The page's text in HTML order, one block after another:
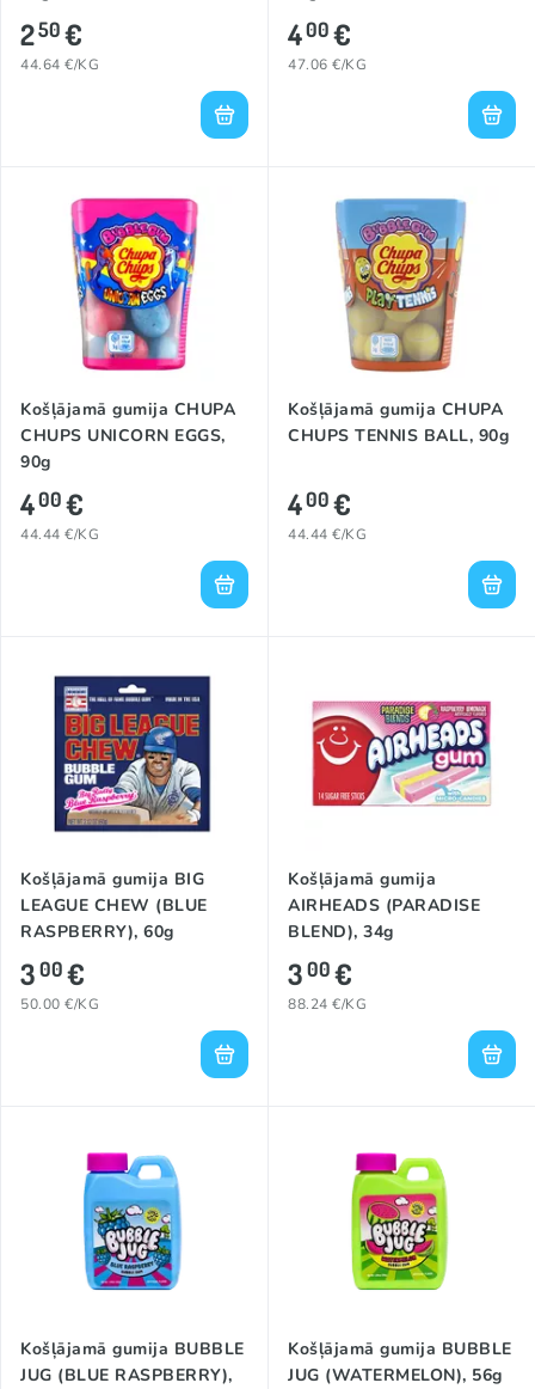
250€
44.64 €/KG
400€
47.06 €/KG
Košļājamā gumija CHUPA
CHUPS UNICORN EGGS,
90g
400€
44.44 €/KG
Košļājamā gumija CHUPA
CHUPS TENNIS BALL, 90g
400€
44.44 €/KG
Košļājamā gumija BIG
LEAGUE CHEW (BLUE
RASPBERRY), 60g
300€
50.00 €/KG
Košļājamā gumija
AIRHEADS (PARADISE
BLEND), 34g
300€
88.24 €/KG
Košļājamā gumija BUBBLE
JUG (BLUE RASPBERRY),
Košļājamā gumija BUBBLE
JUG (WATERMELON), 56g